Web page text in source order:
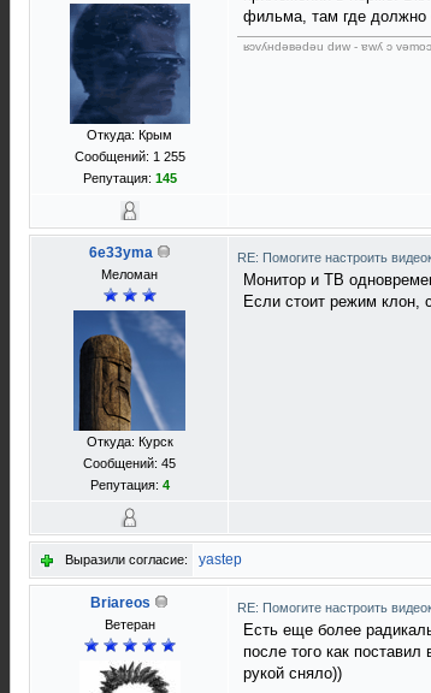
Откуда: Крым
Сообщений: 1 255
Репутация: 145
фильма, там где должно
ʁɔvʎнdǝвǝdǝu dиw - ɐwʎ ɔ
6e33yma
Меломан
Откуда: Курск
Сообщений: 45
Репутация: 4
RE: Помогите настроить
Монитор и ТВ
Если стоит режим клон,
Выразили согласие: yastep
Briareos
Ветеран
RE: Помогите настроить
Есть еще более
после того как
рукой сняло))